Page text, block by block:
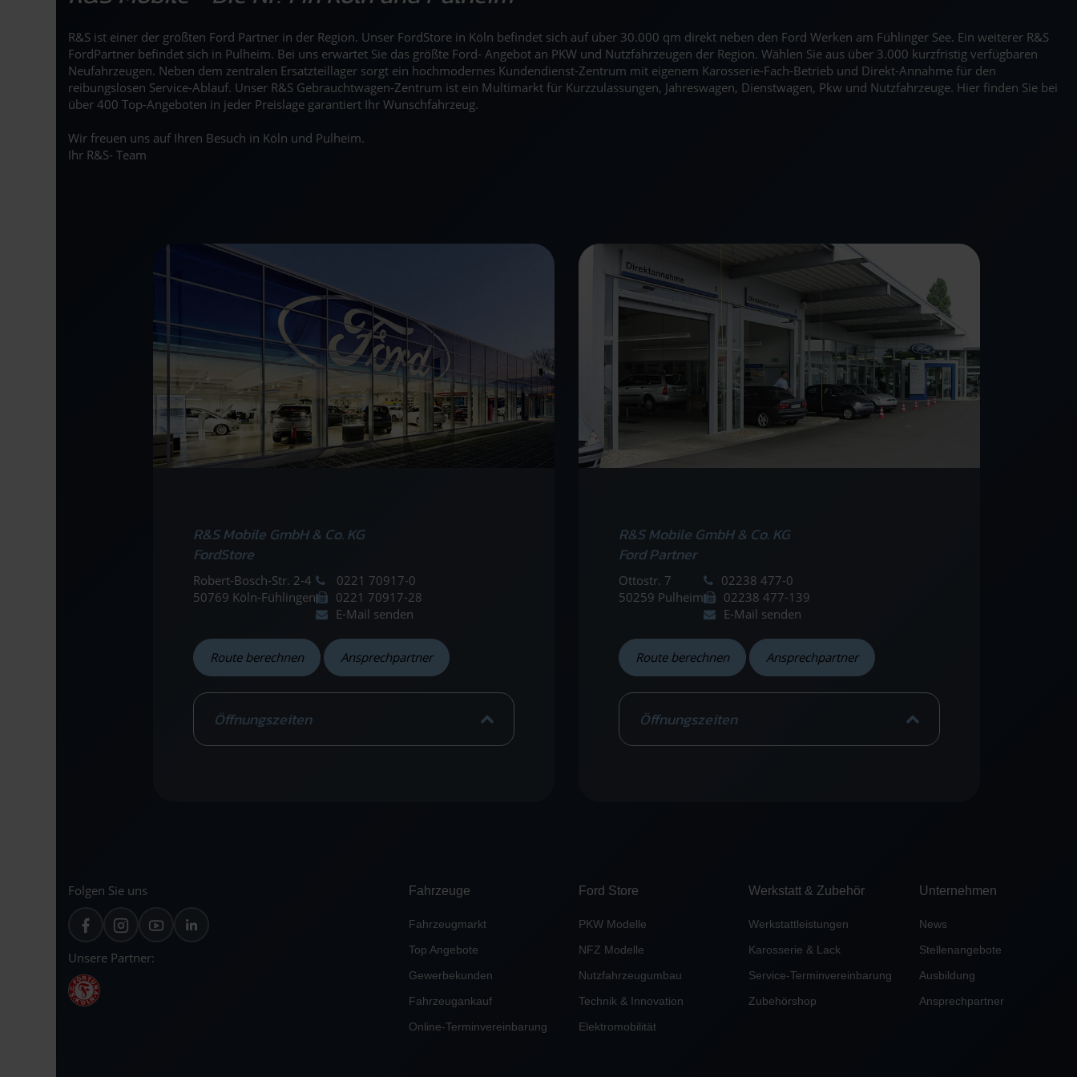
R&S ist einer der größten Ford Partner in der Region. Unser FordStore in Köln befindet sich auf über 30.000 qm direkt neben den Ford Werken am Fühlinger See. Ein weiterer R&S
FordPartner befindet sich in Pulheim. Bei uns erwartet Sie das größte Ford- Angebot an PKW und Nutzfahrzeugen der Region. Wählen Sie aus über 3.000 kurzfristig verfügbaren
Neufahrzeugen. Neben dem zentralen Ersatzteillager sorgt ein hochmodernes Kundendienst-Zentrum mit eigenem Karosserie-Fach-Betrieb und Direkt-Annahme für den
reibungslosen Service-Ablauf. Unser R&S Gebrauchtwagen-Zentrum ist ein Multimarkt für Kurzzulassungen, Jahreswagen, Dienstwagen, Pkw und Nutzfahrzeuge. Hier finden Sie bei
über 400 Top-Angeboten in jeder Preislage garantiert Ihr Wunschfahrzeug.
Wir freuen uns auf Ihren Besuch in Köln und Pulheim.
Ihr R&S- Team
R&S Mobile GmbH & Co. KG
FordStore
Robert-Bosch-Str. 2-4
50769 Köln-Fühlingen
0221 70917-0
0221 70917-28
E-Mail senden
Route berechnen Ansprechpartner
Öffnungszeiten
R&S Mobile GmbH & Co. KG
Ford Partner
Ottostr. 7
50259 Pulheim
02238 477-0
02238 477-139
E-Mail senden
Route berechnen Ansprechpartner
Öffnungszeiten
Folgen Sie uns
Unsere Partner:
Fahrzeuge
Fahrzeugmarkt
Top Angebote
Gewerbekunden
Fahrzeugankauf
Online-Terminvereinbarung
Ford Store
PKW Modelle
NFZ Modelle
Nutzfahrzeugumbau
Technik & Innovation
Elektromobilität
Werkstatt & Zubehör
Werkstattleistungen
Karosserie & Lack
Service-Terminvereinbarung
Zubehörshop
Unternehmen
News
Stellenangebote
Ausbildung
Ansprechpartner